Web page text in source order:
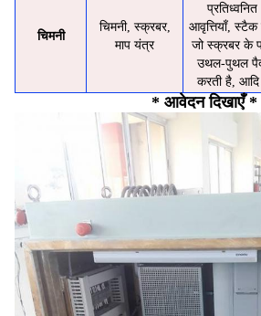
चिमनी
चिमनी, स्क्रबर,
माप यंत्र
प्रतिध्वनित
आवृत्तियाँ,
जो स्क्रबर के
उथल-पुथल
करती है,
* आवेदन दिखाएँ *